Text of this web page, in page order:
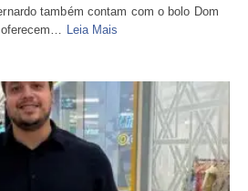
também contam com o bolo Dom
oferecem… Leia Mais